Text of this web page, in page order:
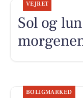
VEJRET
Sol og
BOLIGMARKED